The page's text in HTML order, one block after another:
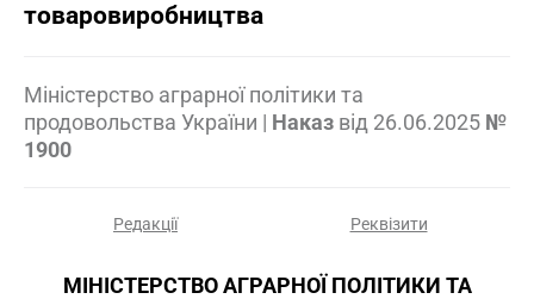
товаровиробництва
Міністерство аграрної політики та
продовольства України | Наказ від 26.06.2025 №
1900
Редакції Реквізити
МІНІСТЕРСТВО АГРАРНОЇ ПОЛІТИКИ ТА